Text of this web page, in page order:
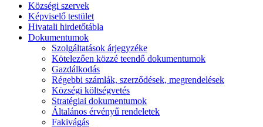
Községi szervek
Képviselő testület
Hivatali hirdetőtábla
Dokumentumok
Szolgáltatások árjegyzéke
Kötelezően közzé teendő dokumentumok
Gazdálkodás
Régebbi számlák, szerződések, megrendelések
Községi költségvetés
Stratégiai dokumentumok
Általános érvényű rendeletek
Fakivágás